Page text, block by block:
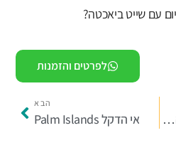
עם שייט ביאכטה?
לפרטים והזמנות
האקווריום של דובאי וגן החיות התת ימי
הבא
אי הדקל ‪Palm Islands‬